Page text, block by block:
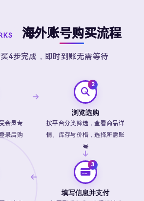
海外账号购买流程
4步完成，即时到账无需等待
会员专
录后购
浏览选购
按平台分类筛选，查看商品详
情、库存与价格，选择所需账
号
填写信息并支付